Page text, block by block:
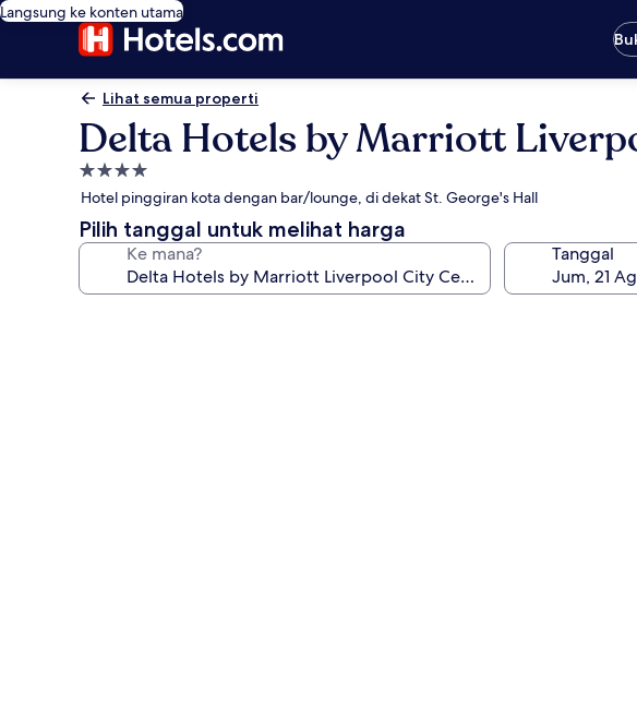
Langsung ke konten utama
Lihat semua properti
Delta Hotels by Marriott
Properti
bintang
4.0
Hotel pinggiran kota dengan bar/lounge, di dekat St. George's Hall
Pilih tanggal untuk melihat harga
Ke mana? Tanggal